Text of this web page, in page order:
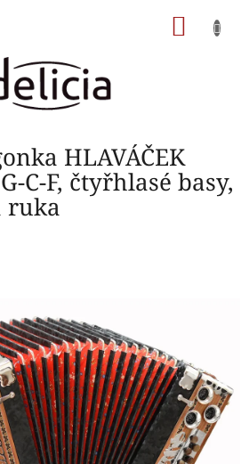
HLAVÁČEK
C-F, čtyřhlasé basy,
ruka